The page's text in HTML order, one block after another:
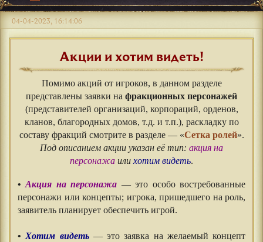
04-04-2023, 16:14:06
Акции и хотим видеть!
Помимо акций от игроков, в данном разделе
представлены заявки на фракционных персонажей
(представителей организаций, корпораций, орденов,
кланов, благородных домов, т.д. и т.п.), раскладку по
составу фракций смотрите в разделе — «Сетка ролей».
Под описанием акции указан её тип: акция на
персонажа или хотим видеть.
•Акция на персонажа — это особо востребованные
персонажи или концепты; игрока, пришедшего на роль,
заявитель планирует обеспечить игрой.
•Хотим видеть— это заявка на желаемый концепт